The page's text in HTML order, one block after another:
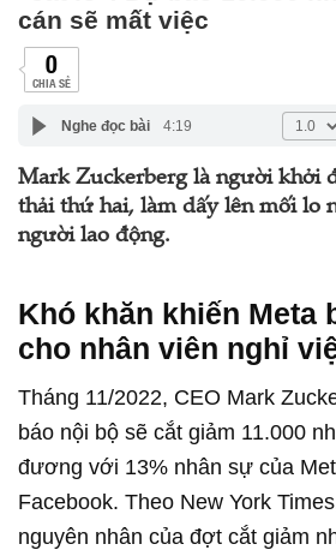
cán sẽ mất việc
0
CHIA SẺ
Nghe đọc bài 4:19
Mark Zuckerberg là người khởi
thải thứ hai, làm dấy lên mối lo
người lao động.
Khó khăn khiến Meta
cho nhân viên nghỉ
Tháng 11/2022, CEO Mark
báo nội bộ sẽ cắt giảm 11.000
đương với 13% nhân sự của
Facebook. Theo New York
nguyên nhân của đợt cắt giảm